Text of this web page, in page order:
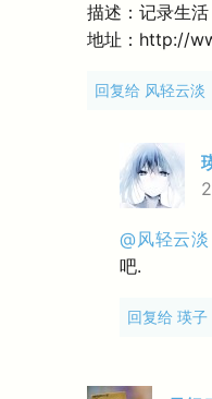
描述：记录生活
地址：http://
回复给 风轻云淡
@风轻云淡
吧.
回复给 瑛子